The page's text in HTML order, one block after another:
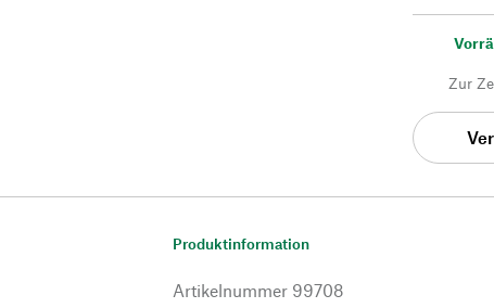
Zur
Produktinformation
Artikelnummer 99708